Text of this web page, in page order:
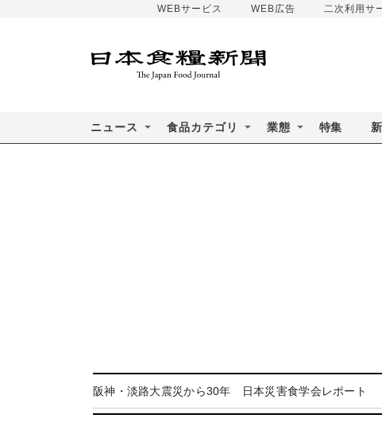
WEBサービス WEB広告 二次利用サ
ニュース 食品カテゴリ 業態 特集
阪神・淡路大震災から30年 日本災害食学会レポート